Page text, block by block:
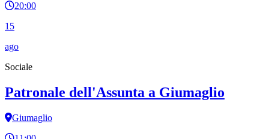
20:00
15
ago
Sociale
Patronale dell'Assunta a Giumaglio
Giumaglio